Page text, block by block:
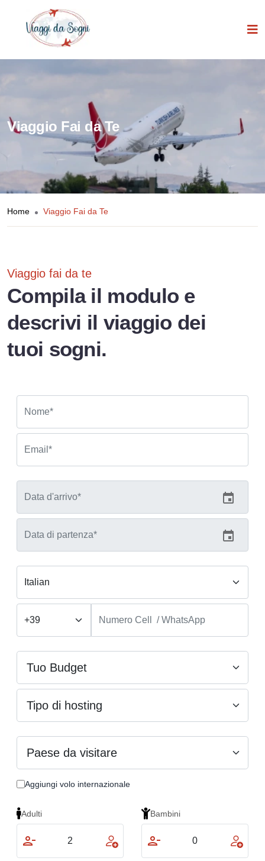
Viaggio Fai da Te
Home Viaggio Fai da Te
Viaggio fai da te
Compila il modulo e
descrivi il viaggio dei
tuoi sogni.
Aggiungi volo internazionale
Adulti Bambini